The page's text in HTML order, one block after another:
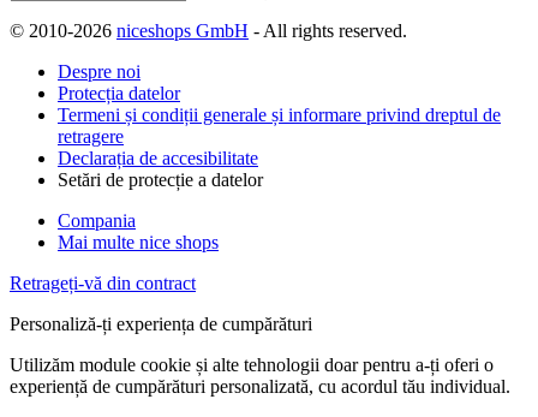
© 2010-2026 niceshops GmbH - All rights reserved.
Despre noi
Protecția datelor
Termeni și condiții generale și informare privind dreptul de
retragere
Declarația de accesibilitate
Setări de protecție a datelor
Compania
Mai multe nice shops
Retrageți-vă din contract
Personaliză-ți experiența de cumpărături
Utilizăm module cookie și alte tehnologii doar pentru a-ți oferi o
experiență de cumpărături personalizată, cu acordul tău individual.